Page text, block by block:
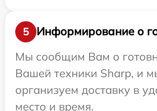
5
Информирование о
Мы сообщим Вам о
Вашей техники Sharp, и
организуем доставку в
место и время.